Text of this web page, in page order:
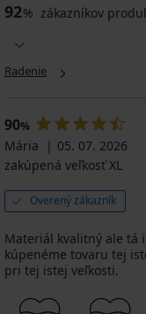
92% zákazníkov
Radenie
90%
Mária
05. 07. 2026
zakúpená veľkosť XL
Overený zákazník
Materiál kvalitný ale tá
kúpenéme tovaru tej
pri tej istej veľkosti.